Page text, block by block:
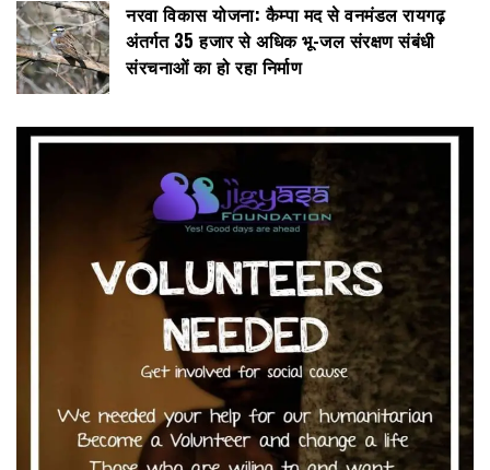
नरवा विकास योजना: कैम्पा मद से वनमंडल रायगढ़
अंतर्गत 35 हजार से अधिक भू-जल संरक्षण संबंधी
संरचनाओं का हो रहा निर्माण